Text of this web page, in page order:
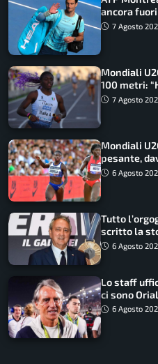
ancora fuori
7 Agosto
Mondiali
100 metri:
7 Agosto
Mondiali
pesante,
Non ho
6 Agosto
Tutto
scritto la
6 Agosto
Lo staff
ci sono
ritorno
6 Agosto